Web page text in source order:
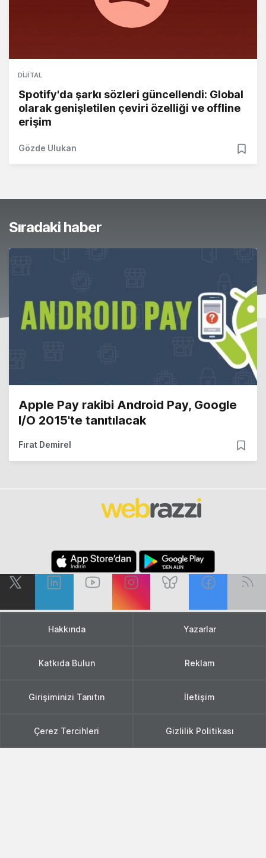
DIJITAL
Spotify'da şarkı sözleri güncellendi: Global
olarak genişletilen çeviri özelliği ve offline
erişim
Gözde Ulukan
Sıradaki haber
Apple Pay rakibi Android Pay, Google
I/O 2015'te tanıtılacak
Fırat Demirel
Hakkında Yazarlar
Katkıda Bulun Reklam
Girişiminizi Tanıtın İletişim
Çerez Tercihleri Gizlilik Politikası